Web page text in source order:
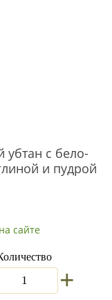
убтан с бело-
и пудрой
сайте
+